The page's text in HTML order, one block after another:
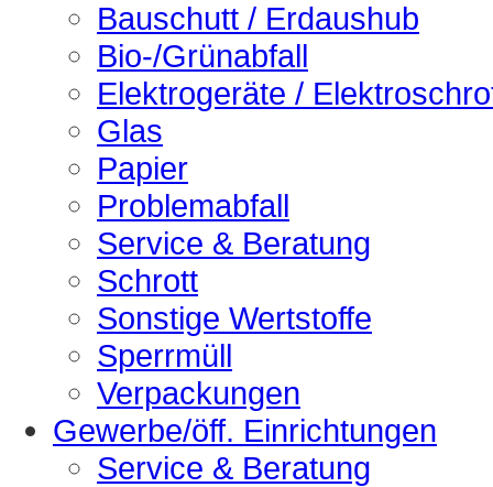
Bauschutt / Erdaushub
Bio-/Grünabfall
Elektrogeräte /
Glas
Papier
Problemabfall
Service & Beratung
Schrott
Sonstige Wertstoffe
Sperrmüll
Verpackungen
Gewerbe/öff. Einrichtungen
Service & Beratung